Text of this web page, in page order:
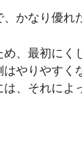
かなり優れ
、最初にく
やりやすく
、それによ